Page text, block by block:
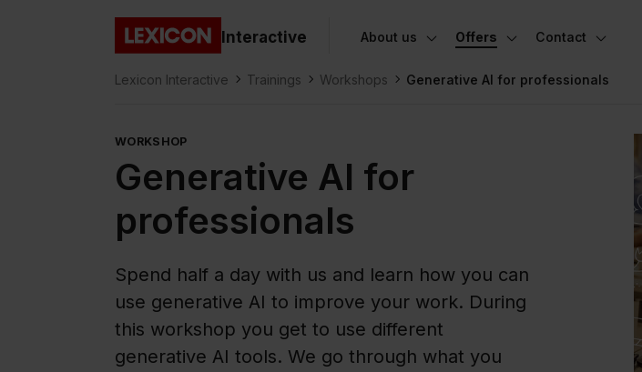
Gå direkt till huvudinnehållet
Lexicon
Interactive About us Offers Contact
Lexicon Interactive Trainings Workshops Generative AI for professionals
WORKSHOP
Generative AI for
professionals
Spend half a day with us and learn how you can
use generative AI to improve your work. During
this workshop you get to use different
generative AI tools. We go through what you